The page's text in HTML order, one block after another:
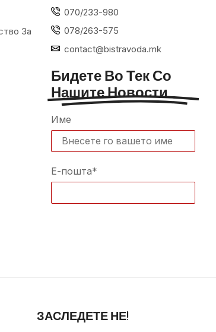
За
070/233-980
078/263-575
contact@bistravoda.mk
Бидете Во Тек Со
Нашите Новости
Име
Е-пошта*
ЗАСЛЕДЕТЕ НЕ!